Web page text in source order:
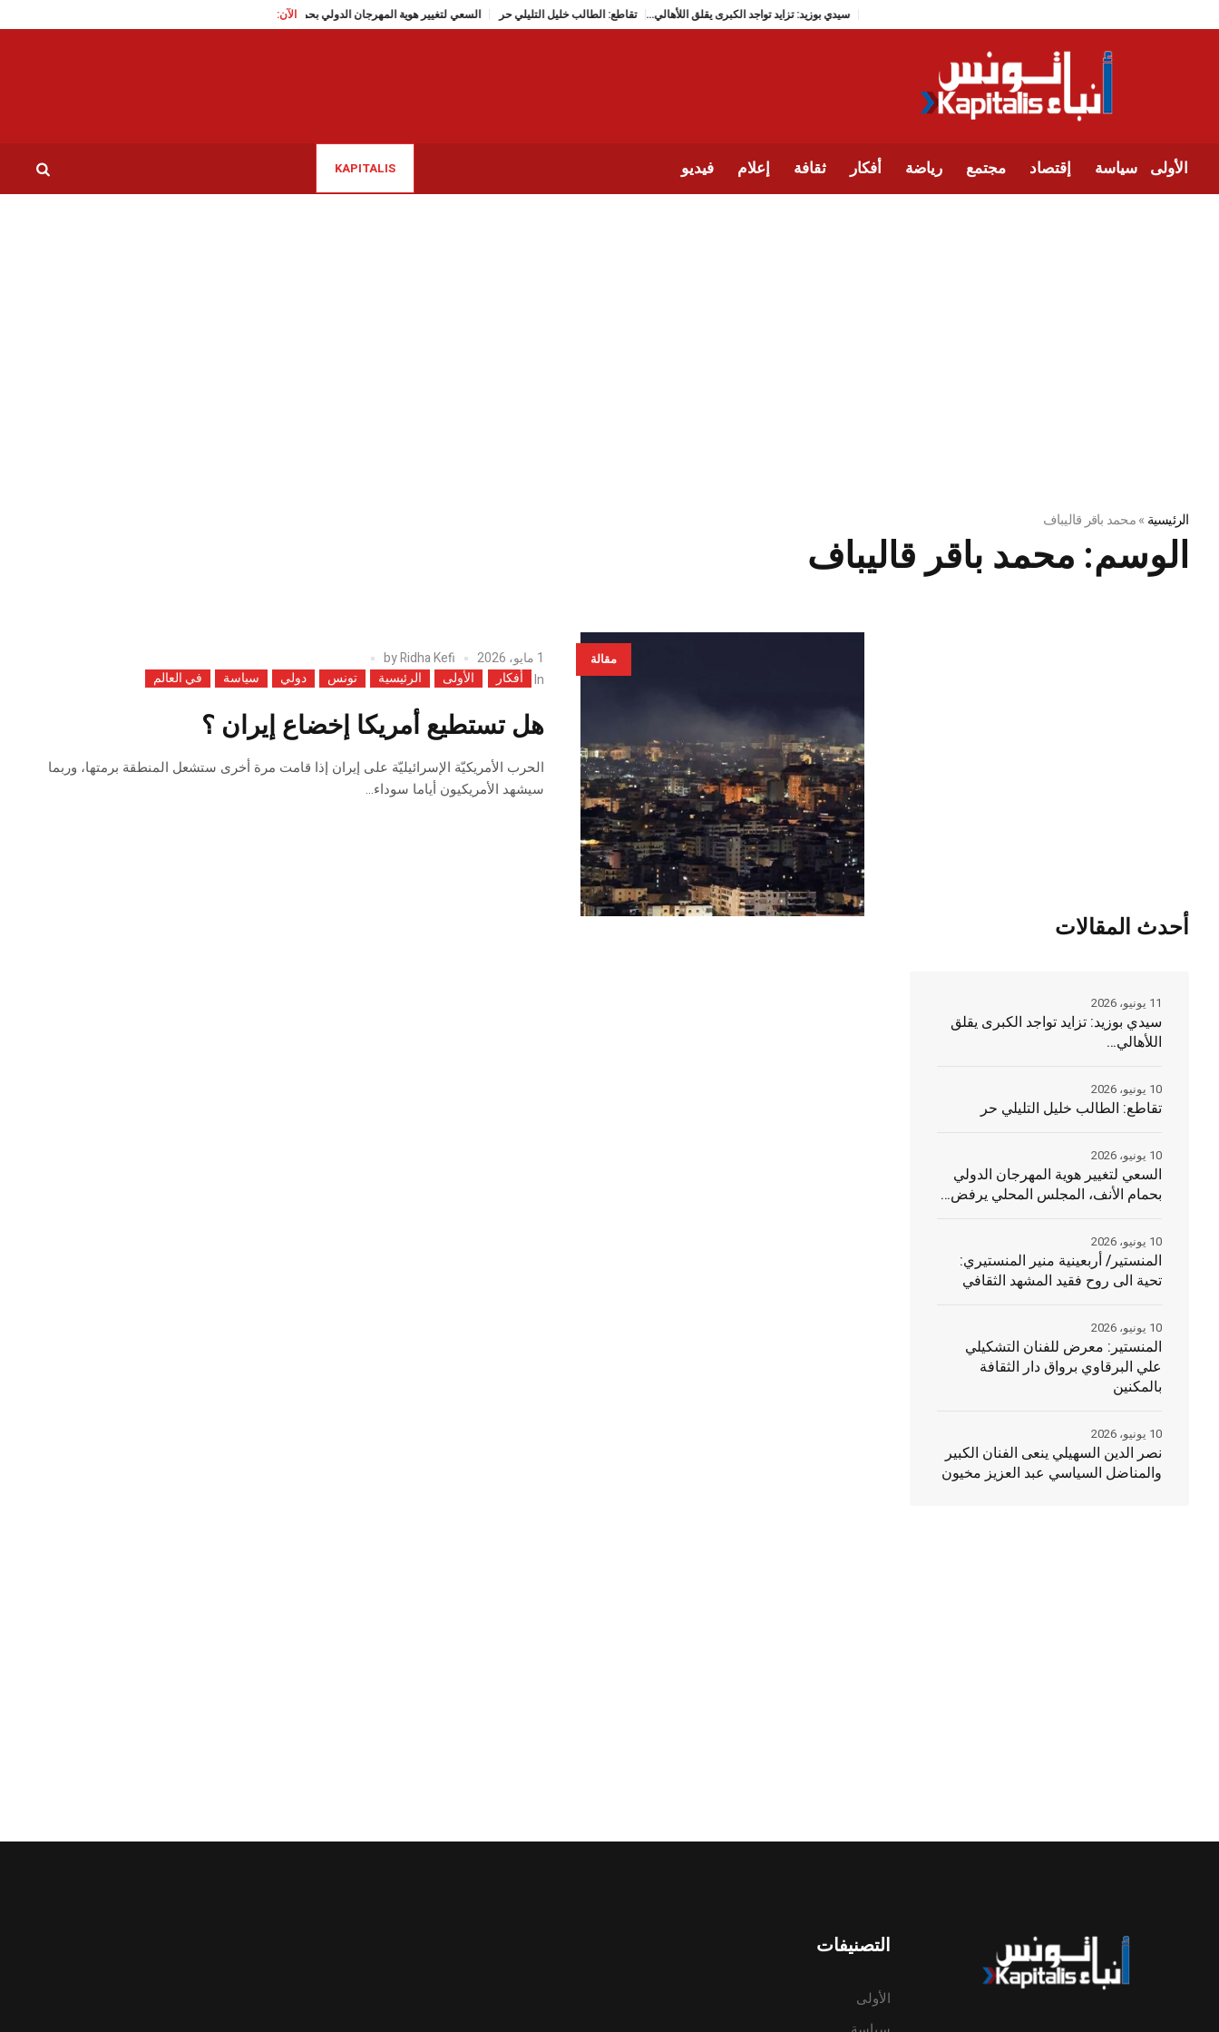
الآن: سيدي بوزيد: تزايد تواجد الكبرى يقلق اللأهالي… تقاطع: الطالب خليل التليلي حر السعي لتغيير هوية المهرجان الدولي بحمام الأنف، المجلس المحلي يرفض…
الأولى سياسة إقتصاد مجتمع رياضة أفكار ثقافة إعلام فيديو KAPITALIS
الرئيسية »محمد باقر قاليباف
الوسم: محمد باقر قاليباف
مقالة 1 مايو، 2026 byRidha Kefi
In
أفكار الأولى الرئيسية تونس دولي سياسة في العالم
هل تستطيع أمريكا إخضاع إيران ؟
الحرب الأمريكيّة الإسرائيليّة على إيران إذا قامت مرة أخرى ستشعل المنطقة برمتها، وربما
سيشهد الأمريكيون أياما سوداء...
أحدث المقالات
سيدي بوزيد: تزايد تواجد الكبرى يقلق
اللأهالي…
11 يونيو، 2026
تقاطع: الطالب خليل التليلي حر
10 يونيو، 2026
السعي لتغيير هوية المهرجان الدولي
بحمام الأنف، المجلس المحلي يرفض…
10 يونيو، 2026
المنستير/ أربعينية منير المنستيري:
تحية الى روح فقيد المشهد الثقافي
10 يونيو، 2026
المنستير: معرض للفنان التشكيلي
علي البرقاوي برواق دار الثقافة
بالمكنين
10 يونيو، 2026
نصر الدين السهيلي ينعى الفنان الكبير
والمناضل السياسي عبد العزيز مخيون
10 يونيو، 2026
التصنيفات
الأولى